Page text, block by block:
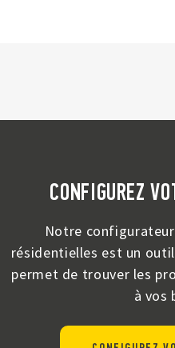
CONFIGUREZ
Notre
résidentielles est un
permet de trouver les
à vos